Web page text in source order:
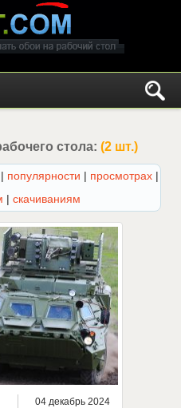
стола: (2 шт.)
| популярности | просмотрах |
| скачиваниям
04 декабрь 2024